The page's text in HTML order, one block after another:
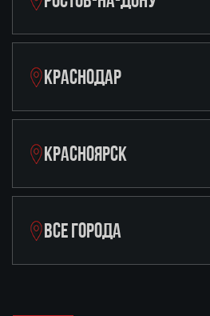
КРАСНОДАР
КРАСНОЯРСК
ВСЕ ГОРОДА